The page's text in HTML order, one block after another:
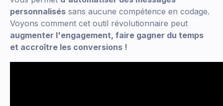
personnalisés sans aucune compétence en codage.
Voyons comment cet outil révolutionnaire peut
augmenter l'engagement, faire gagner du temps
et accroître les conversions !